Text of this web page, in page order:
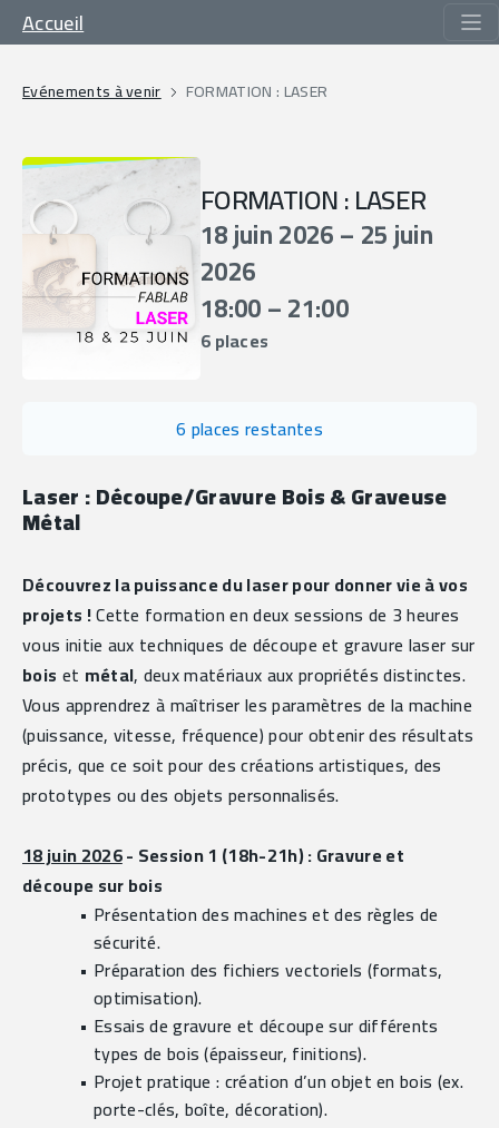
Accueil
Evénements à venir FORMATION : LASER
FORMATION : LASER
18 juin 2026 – 25 juin
2026
18:00 – 21:00
6 places
6 places restantes
Laser : Découpe/Gravure Bois & Graveuse
Métal
Découvrez la puissance du laser pour donner vie à vos
projets ! Cette formation en deux sessions de 3 heures
bois et métal, deux matériaux aux propriétés distinctes.
Vous apprendrez à maîtriser les paramètres de la machine
(puissance, vitesse, fréquence) pour obtenir des résultats
précis, que ce soit pour des créations artistiques, des
prototypes ou des objets personnalisés.
18 juin 2026 - Session 1 (18h-21h) : Gravure et
découpe sur bois
Présentation des machines et des règles de
sécurité.
Préparation des fichiers vectoriels (formats,
optimisation).
Essais de gravure et découpe sur différents
types de bois (épaisseur, finitions).
Projet pratique : création d’un objet en bois (ex.
porte-clés, boîte, décoration).